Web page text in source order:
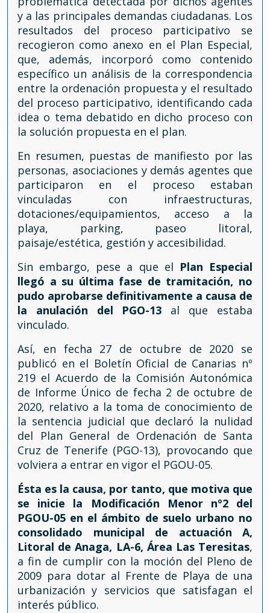
y a las principales demandas ciudadanas. Los
resultados del proceso participativo se
recogieron como anexo en el Plan Especial,
que, además, incorporó como contenido
específico un análisis de la correspondencia
entre la ordenación propuesta y el resultado
del proceso participativo, identificando cada
idea o tema debatido en dicho proceso con
la solución propuesta en el plan.
En resumen, puestas de manifiesto por las
personas, asociaciones y demás agentes que
participaron en el proceso estaban
vinculadas con infraestructuras,
dotaciones/equipamientos, acceso a la
playa, parking, paseo litoral,
paisaje/estética, gestión y accesibilidad.
Sin embargo, pese a que el Plan Especial
llegó a su última fase de tramitación, no
pudo aprobarse definitivamente a causa de
la anulación del PGO-13 al que estaba
vinculado.
Así, en fecha 27 de octubre de 2020 se
publicó en el Boletín Oficial de Canarias nº
219 el Acuerdo de la Comisión Autonómica
de Informe Único de fecha 2 de octubre de
2020, relativo a la toma de conocimiento de
la sentencia judicial que declaró la nulidad
del Plan General de Ordenación de Santa
Cruz de Tenerife (PGO-13), provocando que
volviera a entrar en vigor el PGOU-05.
Ésta es la causa, por tanto, que motiva que
se inicie la Modificación Menor nº2 del
PGOU-05 en el ámbito de suelo urbano no
consolidado municipal de actuación A,
Litoral de Anaga, LA-6, Área Las Teresitas,
a fin de cumplir con la moción del Pleno de
2009 para dotar al Frente de Playa de una
urbanización y servicios que satisfagan el
interés público.